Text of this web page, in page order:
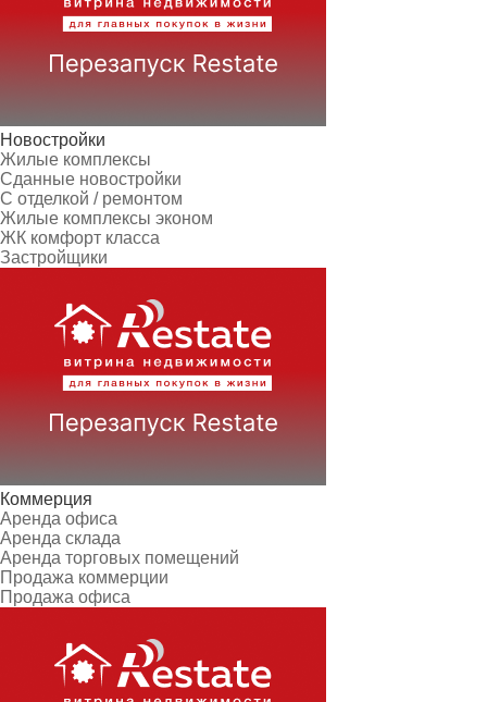
Новостройки
Жилые комплексы
Сданные новостройки
С отделкой / ремонтом
Жилые комплексы эконом
ЖК комфорт класса
Застройщики
Коммерция
Аренда офиса
Аренда склада
Аренда торговых помещений
Продажа коммерции
Продажа офиса